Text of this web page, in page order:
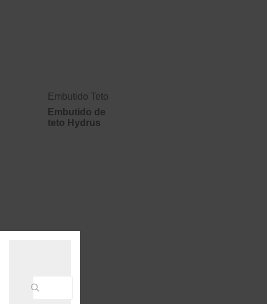
Embutido Teto
Embutido de
teto Hydrus